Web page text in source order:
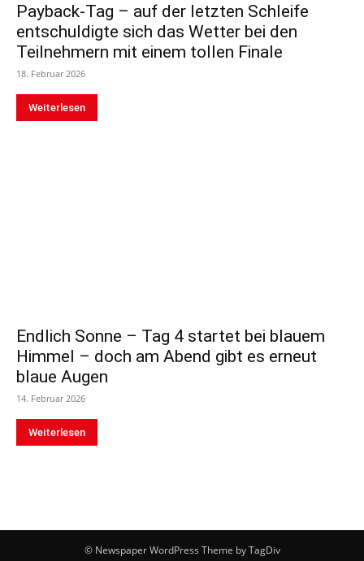
Payback-Tag – auf der letzten Schleife
entschuldigte sich das Wetter bei den
Teilnehmern mit einem tollen Finale
18. Februar 2026
Weiterlesen
Endlich Sonne – Tag 4 startet bei blauem
Himmel – doch am Abend gibt es erneut
blaue Augen
14. Februar 2026
Weiterlesen
© Newspaper WordPress Theme by TagDiv